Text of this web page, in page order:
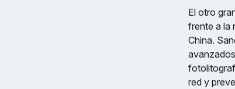
El otro
frente a la
China.
red y